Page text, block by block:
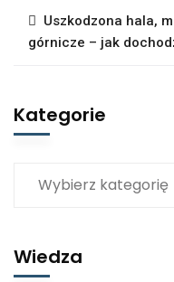
Uszkodzona hala,
górnicze – jak
Kategorie
Wiedza